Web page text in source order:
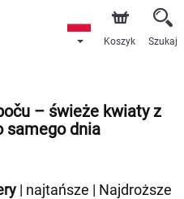
Koszyk Szukaj
– świeże kwiaty z
samego dnia
| najtańsze | Najdroższe